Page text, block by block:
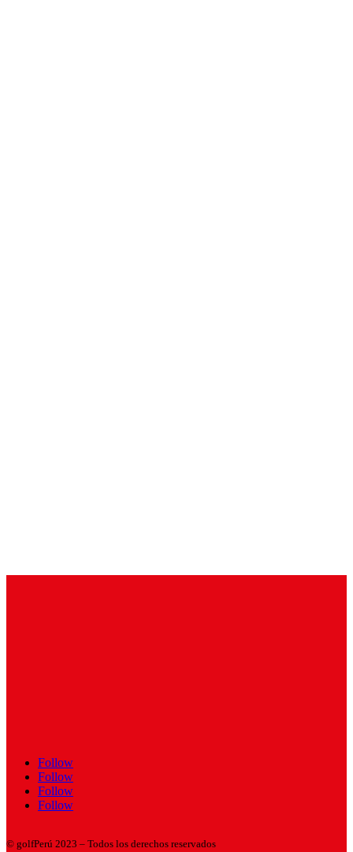
Follow
Follow
Follow
Follow
© golfPerú 2023 – Todos los derechos reservados